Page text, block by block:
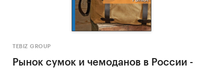
TEBIZ GROUP
Рынок сумок и чемоданов в России -